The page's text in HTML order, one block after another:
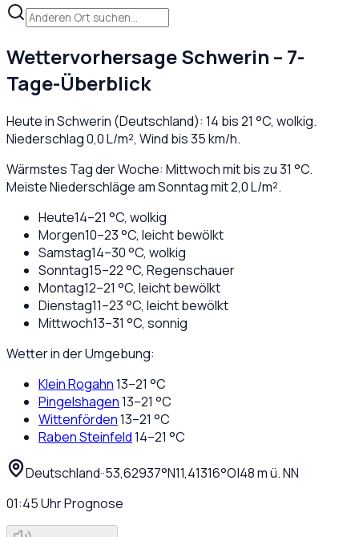
WettervorhersageSchwerin – 7-
Tage-Überblick
Heute inSchwerin (Deutschland): 14 bis21 °C, wolkig.
Niederschlag0,0L/m², Wind bis35km/h.
Wärmstes Tag der Woche: Mittwoch mit bis zu 31 °C.
Meiste Niederschläge am Sonntag mit 2,0 L/m².
Heute14–21 °C, wolkig
Morgen10–23°C, leicht bewölkt
Samstag14–30°C, wolkig
Sonntag15–22°C, Regenschauer
Montag12–21 °C, leicht bewölkt
Dienstag11–23°C, leicht bewölkt
Mittwoch13–31 °C, sonnig
Wetter in der Umgebung:
Klein Rogahn13–21 °C
Pingelshagen13–21 °C
Wittenförden13–21 °C
Raben Steinfeld14–21 °C
Deutschland··53,62937°N11,41316°O|48m ü. NN
01:45UhrPrognose